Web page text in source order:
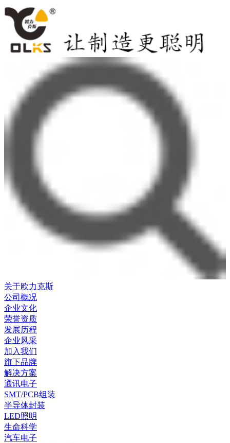
关于欧力克斯
公司概况
企业文化
荣誉资质
发展历程
企业风采
加入我们
旗下品牌
解决方案
通讯电子
SMT/PCB组装
半导体封装
LED照明
生命科学
汽车电子